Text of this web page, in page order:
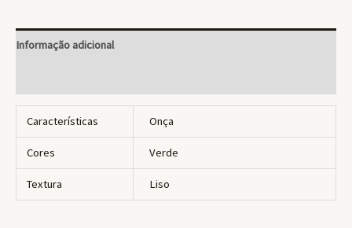
Informação adicional
Características Onça
Cores Verde
Textura Liso